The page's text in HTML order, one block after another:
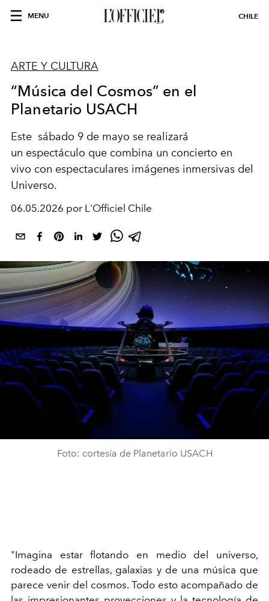
MENU CHILE
ARTE Y CULTURA
“Música del Cosmos” en el
Planetario USACH
Este sábado 9 de mayo se realizará
un espectáculo que combina un concierto en
vivo con espectaculares imágenes inmersivas del
Universo.
06.05.2026 por L'Officiel Chile
Foto: cortesía de Planetario USACH
"Imagina estar flotando en medio del universo,
rodeado de estrellas, galaxias y de una música que
parece venir del cosmos. Todo esto acompañado de